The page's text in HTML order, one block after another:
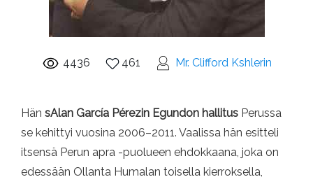
4436 461 Mr. Clifford Kshlerin
Hän sAlan García Pérezin Egundon hallitus Perussa
se kehittyi vuosina 2006–2011. Vaalissa hän esitteli
itsensä Perun apra -puolueen ehdokkaana, joka on
edessään Ollanta Humalan toisella kierroksella,